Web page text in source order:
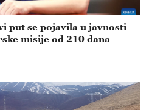
put se pojavila u javnosti
misije od 210 dana